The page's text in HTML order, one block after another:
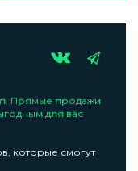
Прямые продажи
для вас
которые смогут